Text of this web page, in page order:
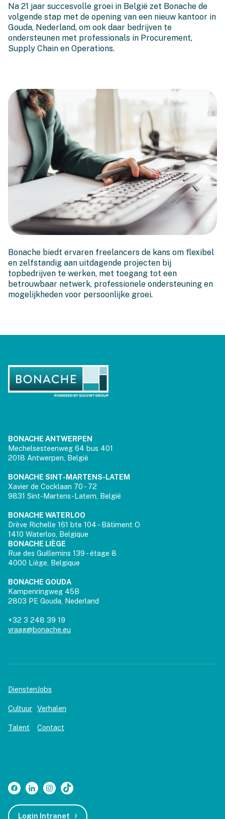
eerste stap over de grens
Na 21 jaar succesvolle groei in België zet Bonache de
volgende stap met de opening van een nieuw kantoor in
Gouda, Nederland, om ook daar bedrijven te
ondersteunen met professionals in Procurement,
Supply Chain en Operations.
Bonache biedt ervaren freelancers de kans om flexibel
en zelfstandig aan uitdagende projecten bij
topbedrijven te werken, met toegang tot een
betrouwbaar netwerk, professionele ondersteuning en
mogelijkheden voor persoonlijke groei.
BONACHE ANTWERPEN
Mechelsesteenweg 64 bus 401
2018 Antwerpen, België
BONACHE SINT-MARTENS-LATEM
Xavier de Cocklaan 70 - 72
9831 Sint-Martens-Latem, België
BONACHE WATERLOO
Drève Richelle 161 bte 104 - Bâtiment O
1410 Waterloo, Belgique
BONACHE LIÈGE
Rue des Guillemins 139 - étage 8
4000 Liège, Belgique
BONACHE GOUDA
Kampenringweg 45B
2803 PE Gouda, Nederland
+32 3 248 39 19
vraag@bonache.eu
Diensten
Cultuur
Talent
Jobs
Verhalen
Contact
Login Intranet